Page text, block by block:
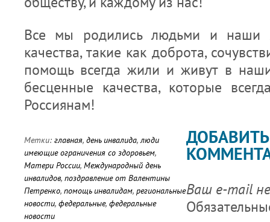
Все мы родились людьми и наши
качества, такие как доброта,
помощь всегда жили и живут в
бесценные качества, которые
Россиянам!
Метки: главная, день инвалида,люди
имеющие ограничения со здоровьем,
Матери России, Международный день
инвалидов, поздравление от Валентины
Петренко, помощь инвалидам, региональные
новости, федеральные, федеральные
новости
ДОБАВИТЬ
Ваш e-mail